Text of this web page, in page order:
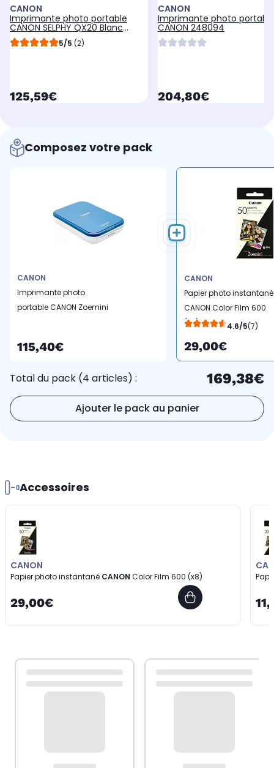
CANON
Imprimante photo portable
CANON SELPHY QX20 Blanc
Sable 5/5 (2)
currentPrice
125,59€
CANON
Imprimante photo
CANON 248094
currentPrice
204,80€
Composez votre pack
CANON
Imprimante photo
portable CANON Zoemini
115,40€
CANON
Papier photo instantané
CANON Color Film 600
(x8)
4.6/5(7)
29,00€
Total du pack (4 articles) : 169,38€
Ajouter le pack au panier
Accessoires
CANON
Papier photo instantané CANON Color Film 600 (x8)
29,00€